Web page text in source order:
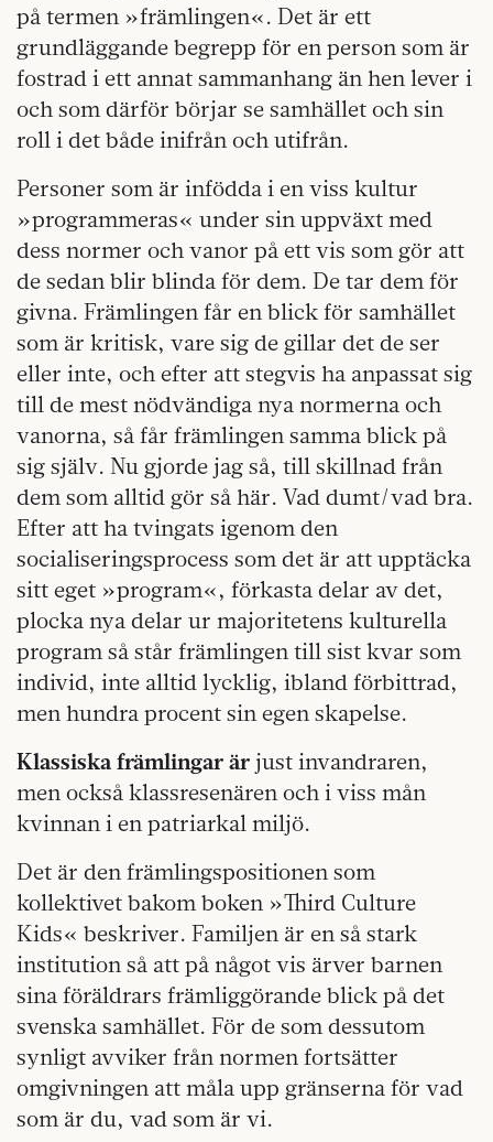
på termen »främlingen«. Det är ett
grundläggande begrepp för en person som är
fostrad i ett annat sammanhang än hen lever i
och som därför börjar se samhället och sin
roll i det både inifrån och utifrån.
Personer som är infödda i en viss kultur
»program­meras« under sin uppväxt med
dess normer och vanor på ett vis som gör att
de sedan blir blinda för dem. De tar dem för
givna. Främlingen får en blick för samhället
som är kritisk, vare sig de gillar det de ser
eller inte, och efter att stegvis ha anpassat sig
till de mest nödvändiga nya normerna och
vanorna, så får främlingen samma blick på
sig själv. Nu gjorde jag så, till skillnad från
dem som alltid gör så här. Vad dumt/vad bra.
Efter att ha tvingats igenom den
socialiseringsprocess som det är att upptäcka
sitt eget »program«, förkasta delar av det,
plocka nya delar ur majo­ritetens kulturella
program så står främlingen till sist kvar som
individ, inte alltid lycklig, ibland förbittrad,
men hundra procent sin egen skapelse.
Klassiska främlingar är just invandraren,
men också klassresenären och i viss mån
kvinnan i en patriarkal miljö.
Det är den främlingspositionen som
kollektivet bakom boken »Third Culture
Kids« beskriver. Familjen är en så stark
institution så att på något vis ärver barnen
sina föräldrars främliggörande blick på det
svenska samhället. För de som dessutom
synligt avviker från normen fort­sätter
omgivningen att måla upp gränserna för vad
som är du, vad som är vi.